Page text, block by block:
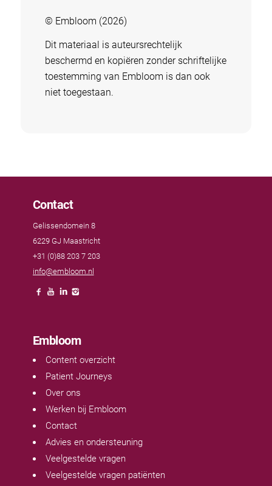
© Embloom (2026)
Dit materiaal is auteursrechtelijk
beschermd en kopiëren zonder schriftelijke
toestemming van Embloom is dan ook
niet toegestaan.
Contact
Gelissendomein 8
6229 GJ Maastricht
+31 (0)88 203 7 203
info@embloom.nl
Embloom
Content overzicht
Patient Journeys
Over ons
Werken bij Embloom
Contact
Advies en ondersteuning
Veelgestelde vragen
Veelgestelde vragen patiënten